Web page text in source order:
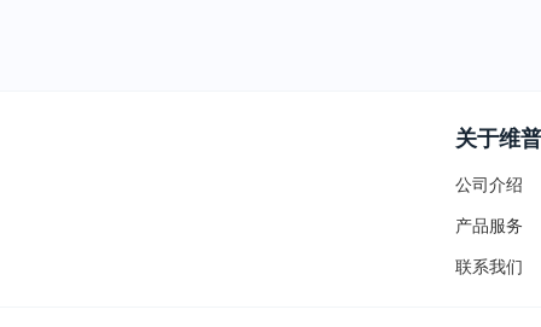
关于维普
公司介绍
产品服务
联系我们